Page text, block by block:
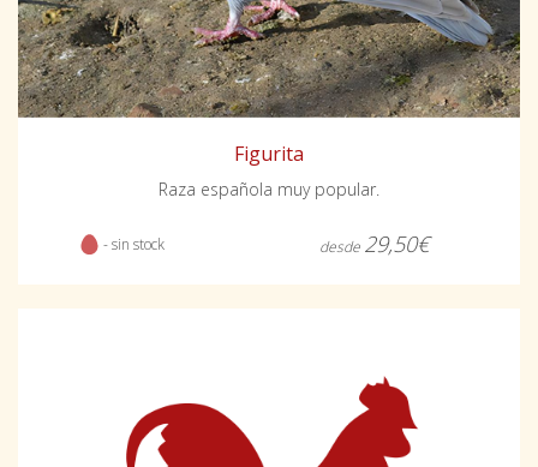
Figurita
Raza española muy popular.
- sin stock desde 29,50€